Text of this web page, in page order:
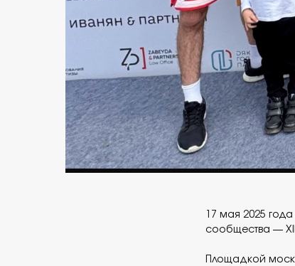
17 мая 2025
сообщества —
Площадкой